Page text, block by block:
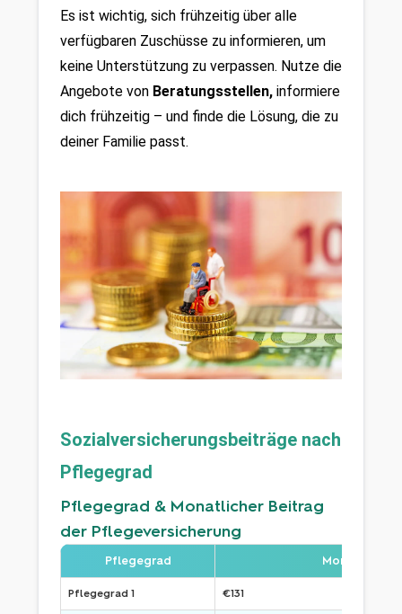
Es ist wichtig, sich frühzeitig über alle
verfügbaren Zuschüsse zu informieren, um
keine Unterstützung zu verpassen. Nutze die
Angebote von Beratungsstellen, informiere
dich frühzeitig – und finde die Lösung, die zu
deiner Familie passt.
Sozialversicherungsbeiträge nach
Pflegegrad
Pflegegrad & Monatlicher Beitrag
der Pflegeversicherung
Pflegegrad Monatlicher
Pflegegrad 1 €131